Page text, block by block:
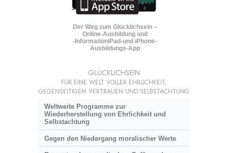
Der Weg zum Glücklichsein –
Online-Ausbildung und
-InformationiPad-und iPhone-
Ausbildungs-App
GLÜCKLICHSEIN
FÜR EINE WELT VOLLER EHRLICHKEIT,
GEGENSEITIGEM VERTRAUEN UND SELBSTACHTUNG
Weltweite Programme zur
Wiederherstellung von Ehrlichkeit und
Selbstachtung
Gegen den Niedergang moralischer Werte